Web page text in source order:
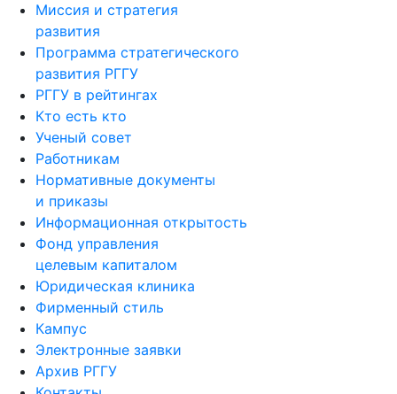
Миссия и стратегия
развития
Программа стратегического
развития РГГУ
РГГУ в рейтингах
Кто есть кто
Ученый совет
Работникам
Нормативные документы
и приказы
Информационная открытость
Фонд управления
целевым капиталом
Юридическая клиника
Фирменный стиль
Кампус
Электронные заявки
Архив РГГУ